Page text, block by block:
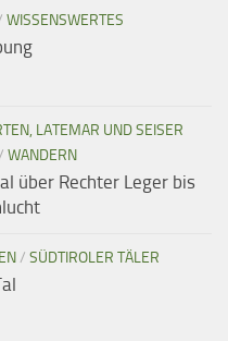
WISSENSWERTES
LATEMAR UND SEISER
WANDERN
über Rechter Leger bis
/ SÜDTIROLER TÄLER